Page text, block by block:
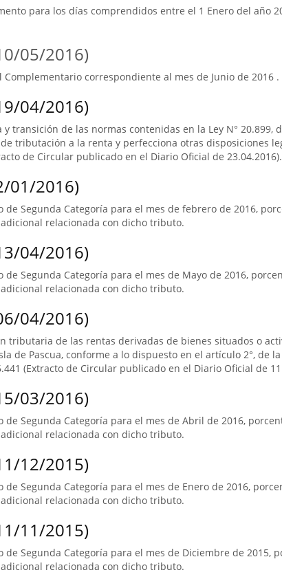
para los días comprendidos entre el 1 Enero del año
05/2016)
correspondiente al mes de Junio de 2016 .
04/2016)
transición de las normas contenidas en la Ley N° 20.899,
tributación a la renta y perfecciona otras disposiciones
de Circular publicado en el Diario Oficial de 23.04.2016).
01/2016)
de Segunda Categoría para el mes de febrero de 2016,
relacionada con dicho tributo.
04/2016)
de Segunda Categoría para el mes de Mayo de 2016,
relacionada con dicho tributo.
04/2016)
tributaria de las rentas derivadas de bienes situados o
de Pascua, conforme a lo dispuesto en el artículo 2°, de la
(Extracto de Circular publicado en el Diario Oficial de
03/2016)
de Segunda Categoría para el mes de Abril de 2016,
relacionada con dicho tributo.
12/2015)
de Segunda Categoría para el mes de Enero de 2016,
relacionada con dicho tributo.
11/2015)
de Segunda Categoría para el mes de Diciembre de 2015,
relacionada con dicho tributo.